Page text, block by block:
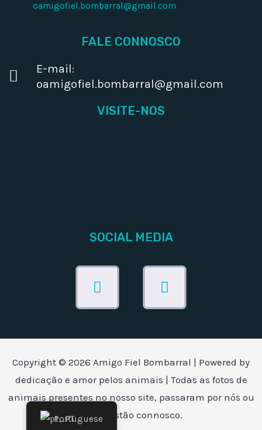
oamigofiel.bombarral@gmail.com
FALE CONNOSCO
E-mail:
oamigofiel.bombarral@gmail.com
VISITE-NOS
SOCIAL MEDIA
Facebook Instagram
Copyright © 2026 Amigo Fiel Bombarral | Powered by
dedicação e amor pelos animais | Todas as fotos de
animais presentes no nosso site, passaram por nós ou
ainda estão connosco.
Portuguese